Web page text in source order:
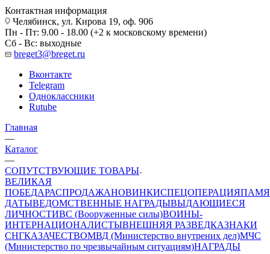
Контактная информация
Челябинск, ул. Кирова 19, оф. 906
Пн - Пт: 9.00 - 18.00 (+2 к московскому времени)
Сб - Вс: выходные
breget3@breget.ru
Вконтакте
Telegram
Одноклассники
Rutube
Главная
—
Каталог
—
СОПУТСТВУЮЩИЕ ТОВАРЫ
ВЕЛИКАЯ
ПОБЕДАРАСПРОДАЖАНОВИНКИСПЕЦОПЕРАЦИЯ
ДАТЫВЕДОМСТВЕННЫЕ НАГРАДЫВЫДАЮЩИЕСЯ
ЛИЧНОСТИВС (Вооруженные силы)ВОИНЫ-
ИНТЕРНАЦИОНАЛИСТЫВНЕШНЯЯ РАЗВЕДКАЗНАКИ
СНГКАЗАЧЕСТВОМВД (Министерство внутрених дел)МЧС
(Министерство по чрезвычайным ситуациям)НАГРАДЫ